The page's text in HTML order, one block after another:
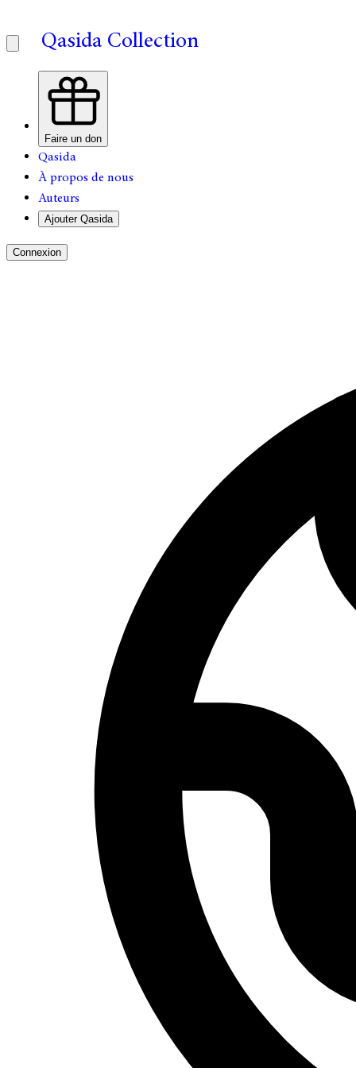
Qasida Collection
Faire un don
Qasida
À propos de nous
Auteurs
Ajouter Qasida
Connexion